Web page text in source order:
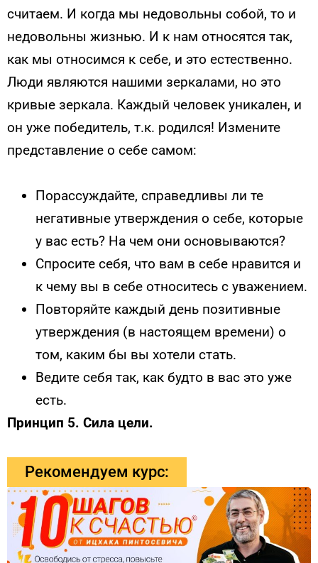
считаем. И когда мы недовольны собой, то и
недовольны жизнью. И к нам относятся так,
как мы относимся к себе, и это естественно.
Люди являются нашими зеркалами, но это
кривые зеркала. Каждый человек уникален, и
он уже победитель, т.к. родился! Измените
представление о себе самом:
Порассуждайте, справедливы ли те
негативные утверждения о себе, которые
у вас есть? На чем они основываются?
Спросите себя, что вам в себе нравится и
к чему вы в себе относитесь с уважением.
Повторяйте каждый день позитивные
утверждения (в настоящем времени) о
том, каким бы вы хотели стать.
Ведите себя так, как будто в вас это уже
есть.
Принцип 5. Сила цели.
Рекомендуем курс: